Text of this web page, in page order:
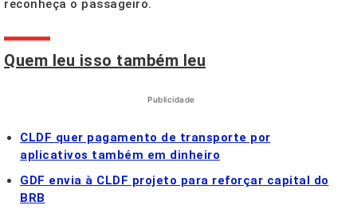
reconheça o passageiro.
Quem leu isso também leu
Publicidade
CLDF quer pagamento de transporte por
aplicativos também em dinheiro
GDF envia à CLDF projeto para reforçar capital do
BRB